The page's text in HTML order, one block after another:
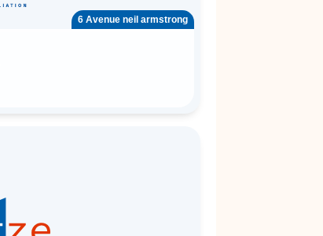
6 Avenue neil armstrong